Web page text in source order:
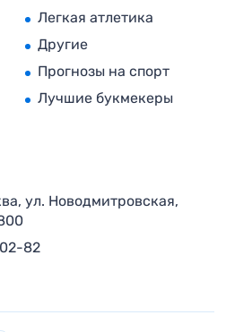
Легкая атлетика
Другие
Прогнозы на спорт
Лучшие букмекеры
ул. Новодмитровская,
82